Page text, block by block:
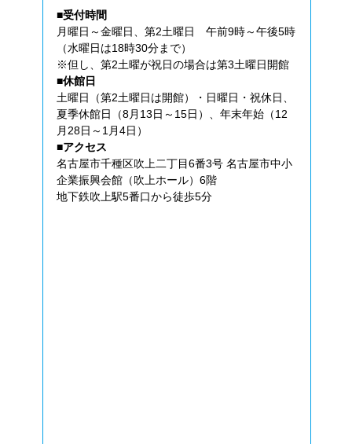
■受付時間
月曜日～金曜日、第2土曜日 午前9時～午後5時
（水曜日は18時30分まで）
※但し、第2土曜が祝日の場合は第3土曜日開館
■休館日
土曜日（第2土曜日は開館）・日曜日・祝休日、
夏季休館日（8月13日～15日）、年末年始（12
月28日～1月4日）
■アクセス
名古屋市千種区吹上二丁目6番3号 名古屋市中小
企業振興会館（吹上ホール）6階
地下鉄吹上駅5番口から徒歩5分